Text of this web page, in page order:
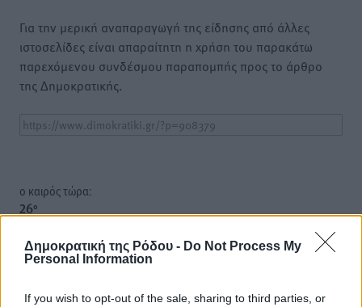
Δημοκρατική της Ρόδου - Do Not Process My
Personal Information
If you wish to opt-out of the sale, sharing to third parties, or
Για την μερική αναπαραγωγή της είδησης από άλλες
ιστοσελίδες είναι απαραίτητη η χρήση του παρακάτω
παρεχόμενου συνδέσμου παραπομπής προς το άρθρο
της Δημοκρατικής.
o καιρός τώρα:
26°
50%
Β-ΒΑ